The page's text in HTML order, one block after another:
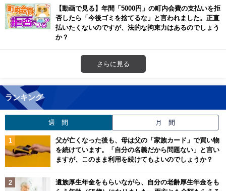
【動画で見る】年間「5000円」の町内会費の支払いを拒
否したら「今後ゴミを捨てるな」と言われました。正直
払いたくないのですが、法的な拘束力はあるのでしょう
か？
さらに見る
ランキング
週 間 月 間
父が亡くなった後も、母は父の「家族カード」で買い物
を続けています。「自分の名義だから問題ない」と言い
ますが、このまま利用を続けてもよいのでしょうか？
遺族厚生年金をもらいながら、自分の老齢厚生年金をも